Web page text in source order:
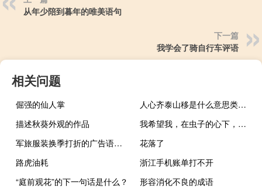
从年少陪到暮年的唯美语句
下一篇
我学会了骑自行车评语
相关问题
倔强的仙人掌
人心齐泰山移是什么意思类似的句子有
描述秋葵外观的作品
我希望我，在虫子的心下，对待人们就像他们第一次见面一样
军旅服装换季打折的广告语怎么写好迷彩
花落了
路虎油耗
浙江手机账单打不开
“庭前观花”的下一句话是什么？
形容消化不良的成语